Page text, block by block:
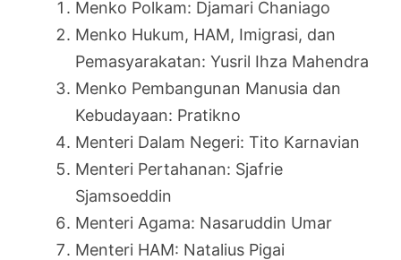
Menko Polkam: Djamari Chaniago
Menko Hukum, HAM, Imigrasi, dan
Pemasyarakatan: Yusril Ihza Mahendra
Menko Pembangunan Manusia dan
Kebudayaan: Pratikno
Menteri Dalam Negeri: Tito Karnavian
Menteri Pertahanan: Sjafrie
Sjamsoeddin
Menteri Agama: Nasaruddin Umar
Menteri HAM: Natalius Pigai